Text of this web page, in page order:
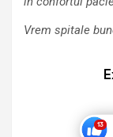
Vrem spitale